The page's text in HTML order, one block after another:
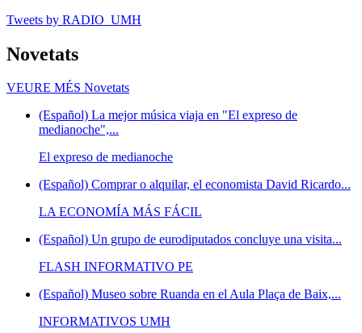
Tweets by RADIO_UMH
Novetats
VEURE MÉS Novetats
(Español) La mejor música viaja en "El expreso de
medianoche",...
El expreso de medianoche
(Español) Comprar o alquilar, el economista David Ricardo...
LA ECONOMÍA MÁS FÁCIL
(Español) Un grupo de eurodiputados concluye una visita...
FLASH INFORMATIVO PE
(Español) Museo sobre Ruanda en el Aula Plaça de Baix,...
INFORMATIVOS UMH